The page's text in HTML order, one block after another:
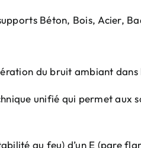
Béton, Bois, Acier,
du bruit ambiant dans
unifié qui permet aux
au feu) d’un E (pare